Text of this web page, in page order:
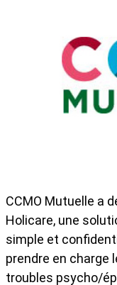
CCMO Mutuelle a
Holicare, une
simple et
prendre en charge
troubles psycho/